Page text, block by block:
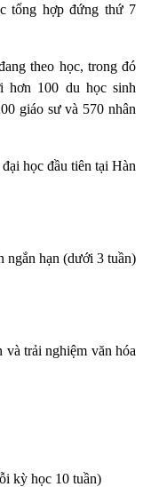
tổng hợp đứng thứ 7
theo học, trong đó
hơn 100 du học sinh
giáo sư và 570 nhân
học đầu tiên tại Hàn
ngắn hạn (dưới 3 tuần)
trải nghiệm văn hóa
kỳ học 10 tuần)